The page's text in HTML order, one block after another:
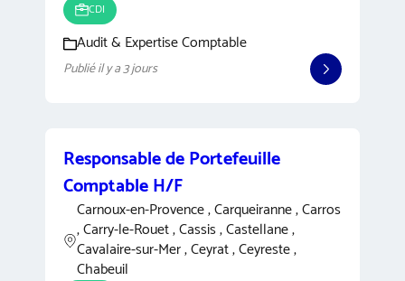
CDI
Audit & Expertise Comptable
Publié il y a 3 jours
Responsable de Portefeuille
Comptable H/F
Carnoux-en-Provence , Carqueiranne , Carros
, Carry-le-Rouet , Cassis , Castellane ,
Cavalaire-sur-Mer , Ceyrat , Ceyreste ,
Chabeuil